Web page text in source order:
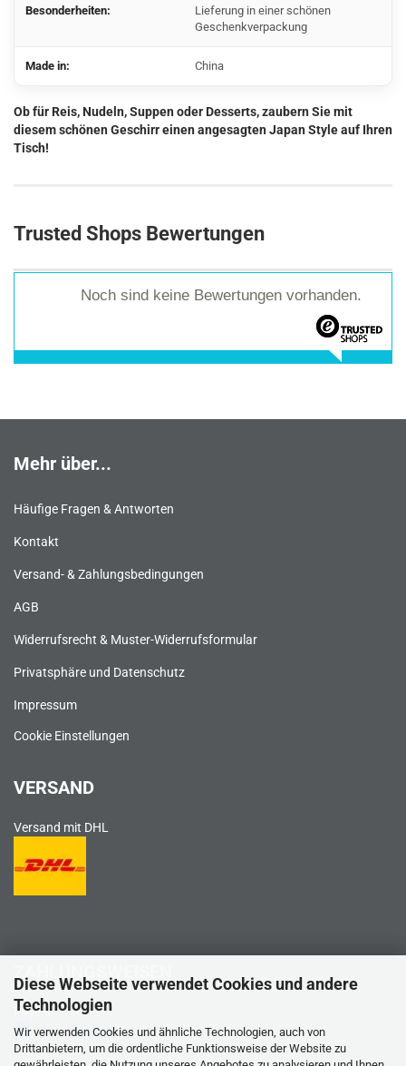
Diese Webseite verwendet Cookies und andere
Technologien
Wir verwenden Cookies und ähnliche Technologien, auch von
Drittanbietern, um die ordentliche Funktionsweise der Website zu
Besonderheiten:
Lieferung in einer schönen
Geschenkverpackung
Made in: China
Ob für Reis, Nudeln, Suppen oder Desserts, zaubern Sie mit
diesem schönen Geschirr einen angesagten Japan Style auf Ihren
Tisch!
Trusted Shops Bewertungen
Noch sind keine Bewertungen vorhanden.
Mehr über...
Häufige Fragen & Antworten
Kontakt
Versand- & Zahlungsbedingungen
AGB
Widerrufsrecht & Muster-Widerrufsformular
Privatsphäre und Datenschutz
Impressum
Cookie Einstellungen
VERSAND
Versand mit DHL
ZAHLUNGSWEISEN
PayPal